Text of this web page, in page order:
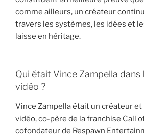
comme ailleurs, un créateur
travers les systèmes, les idées et
laisse en héritage.
Qui était Vince Zampella dans
vidéo ?
Vince Zampella était un créateur
vidéo, co-père de la franchise Call
cofondateur de Respawn